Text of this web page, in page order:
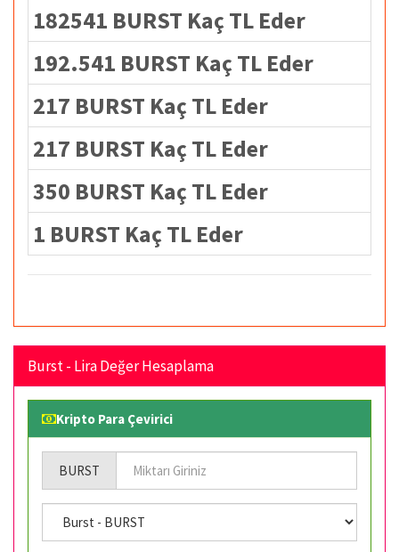
182541 BURST Kaç TL Eder
192.541 BURST Kaç TL Eder
217 BURST Kaç TL Eder
217 BURST Kaç TL Eder
350 BURST Kaç TL Eder
1 BURST Kaç TL Eder
Burst - Lira Değer Hesaplama
Kripto Para Çevirici
BURST